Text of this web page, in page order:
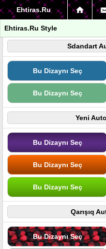
Ehtiras.Ru
Ehtiras.Ru Style
Sdandart
Bu Dizaynı Seç
Bu Dizaynı Seç
Yeni
Bu Dizaynı Seç
Bu Dizaynı Seç
Bu Dizaynı Seç
Qarışıq
Bu Dizaynı Seç